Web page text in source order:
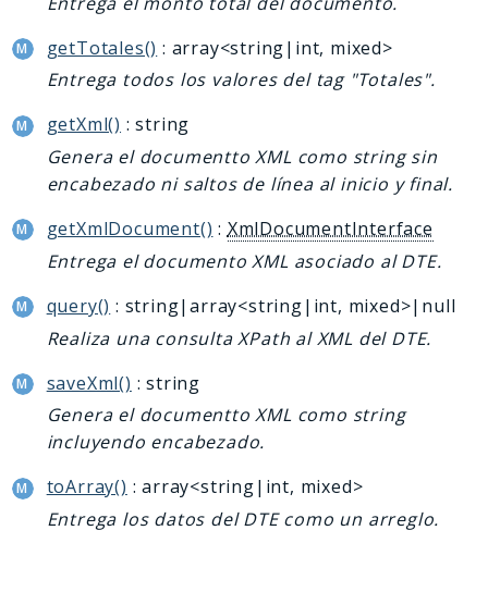
getTotales() : array<string|int, mixed>
Entrega todos los valores del tag "Totales".
getXml() : string
Genera el documentto XML como string sin
encabezado ni saltos de línea al inicio y final.
getXmlDocument() : XmlDocumentInterface
Entrega el documento XML asociado al DTE.
query() : string|array<string|int, mixed>|null
Realiza una consulta XPath al XML del DTE.
saveXml() : string
Genera el documentto XML como string
incluyendo encabezado.
toArray() : array<string|int, mixed>
Entrega los datos del DTE como un arreglo.